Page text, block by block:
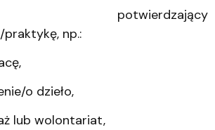
potwierdzający
np.:
o dzieło,
lub wolontariat,